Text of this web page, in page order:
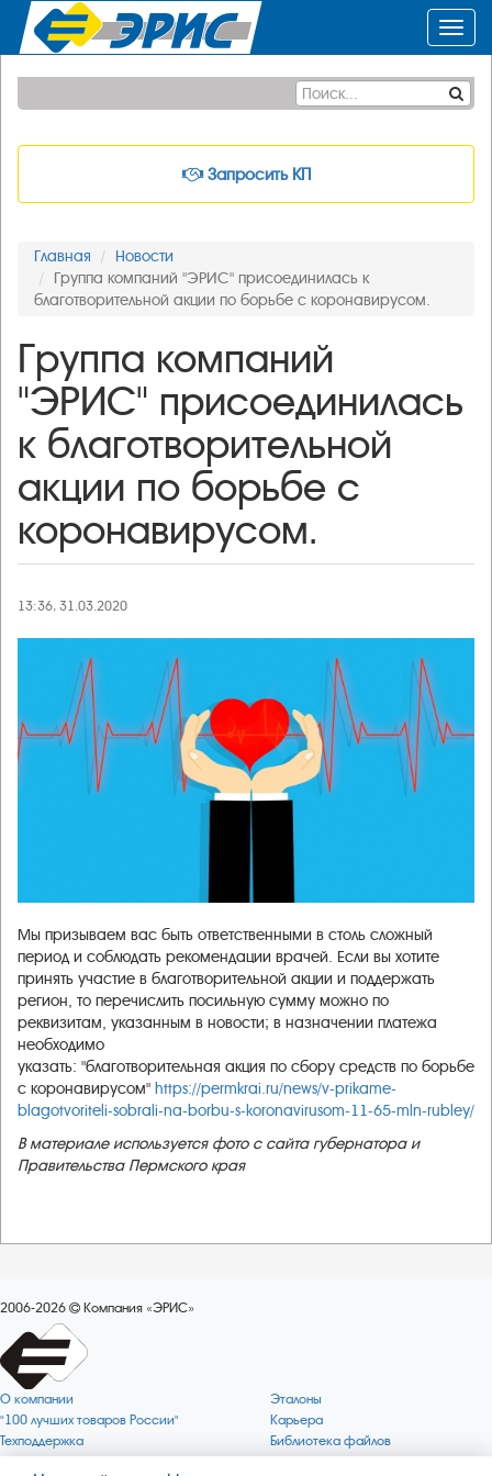
Запросить КП
Главная
Новости
Группа компаний "ЭРИС" присоединилась к
благотворительной акции по борьбе с коронавирусом.
Группа компаний
"ЭРИС" присоединилась
к благотворительной
акции по борьбе с
коронавирусом.
13:36, 31.03.2020
Мы призываем вас быть ответственными в столь сложный
период и соблюдать рекомендации врачей. Если вы хотите
принять участие в благотворительной акции и поддержать
регион, то перечислить посильную сумму можно по
реквизитам, указанным в новости; в назначении платежа
необходимо
указать: "благотворительная акция по сбору средств по борьбе
с коронавирусом" https://permkrai.ru/news/v-prikame-
blagotvoriteli-sobrali-na-borbu-s-koronavirusom-11-65-mln-rubley/
В материале используется фото с сайта губернатора и
Правительства Пермского края
2006-2026 Компания «ЭРИС»
О компании
"100 лучших товаров России"
Техподдержка
Качество
Эталоны
Карьера
Библиотека файлов
Политика обработки персональных